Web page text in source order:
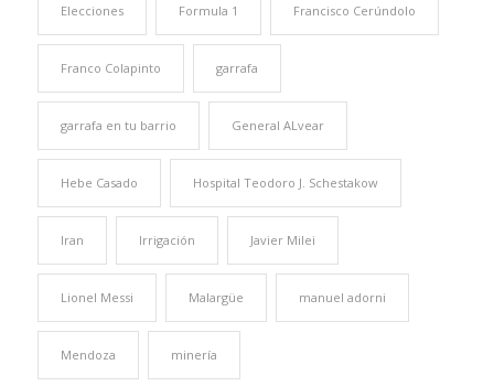
Elecciones Formula 1 Francisco Cerúndolo
Franco Colapinto garrafa
garrafa en tu barrio General ALvear
Hebe Casado Hospital Teodoro J. Schestakow
Iran Irrigación Javier Milei
Lionel Messi Malargüe manuel adorni
Mendoza minería